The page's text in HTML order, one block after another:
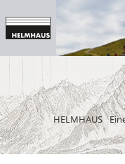
HELMHAUS